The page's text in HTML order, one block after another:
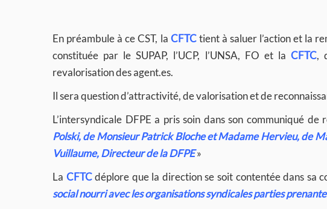
En préambule à ce CST, la CFTC tient à saluer l’action et la
constituée par le SUPAP, l’UCP, l’UNSA, FO et laCFTC,
revalorisation des agent.es.
Il sera question d’attractivité, de valorisation et de
L’intersyndicale DFPE a pris soin dans son communiqué de
Polski, de Monsieur Patrick Bloche et Madame Hervieu, de
Vuillaume, Directeur de la DFPE»
La CFTC déplore que la direction se soit contentée dans sa
social nourri avec les organisations syndicales parties